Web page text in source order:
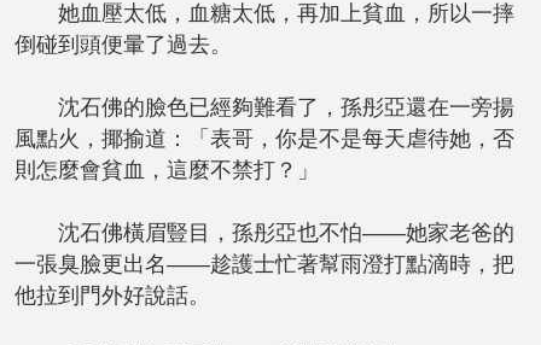
她血壓太低，血糖太低，再加上貧血，所以一摔
倒碰到頭便暈了過去。
沈石佛的臉色已經夠難看了，孫彤亞還在一旁揚
風點火，揶揄道：「表哥，你是不是每天虐待她，否
則怎麼會貧血，這麼不禁打？」
沈石佛橫眉豎目，孫彤亞也不怕——她家老爸的
一張臭臉更出名——趁護士忙著幫雨澄打點滴時，把
他拉到門外好說話。